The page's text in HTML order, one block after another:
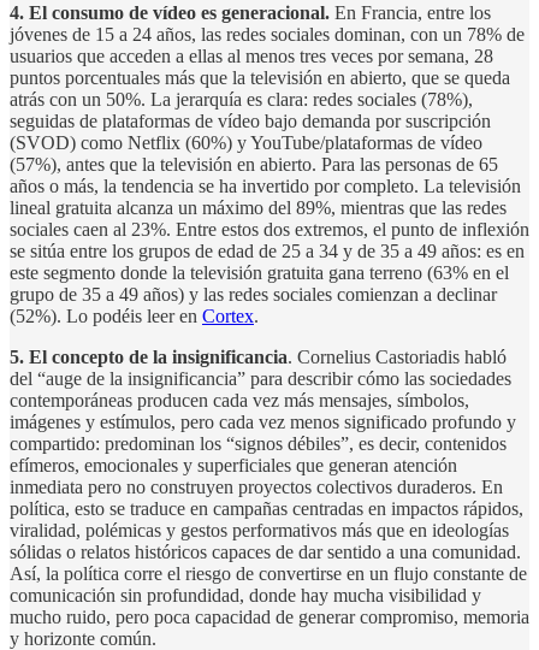
4. El consumo de vídeo es generacional. En Francia, entre los
jóvenes de 15 a 24 años, las redes sociales dominan, con un 78% de
usuarios que acceden a ellas al menos tres veces por semana, 28
puntos porcentuales más que la televisión en abierto, que se queda
atrás con un 50%. La jerarquía es clara: redes sociales (78%),
seguidas de plataformas de vídeo bajo demanda por suscripción
(SVOD) como Netflix (60%) y YouTube/plataformas de vídeo
(57%), antes que la televisión en abierto. Para las personas de 65
años o más, la tendencia se ha invertido por completo. La televisión
lineal gratuita alcanza un máximo del 89%, mientras que las redes
sociales caen al 23%. Entre estos dos extremos, el punto de inflexión
se sitúa entre los grupos de edad de 25 a 34 y de 35 a 49 años: es en
este segmento donde la televisión gratuita gana terreno (63% en el
grupo de 35 a 49 años) y las redes sociales comienzan a declinar
(52%). Lo podéis leer en Cortex.
5. El concepto de la insignificancia. Cornelius Castoriadis habló
del “auge de la insignificancia” para describir cómo las sociedades
contemporáneas producen cada vez más mensajes, símbolos,
imágenes y estímulos, pero cada vez menos significado profundo y
compartido: predominan los “signos débiles”, es decir, contenidos
efímeros, emocionales y superficiales que generan atención
inmediata pero no construyen proyectos colectivos duraderos. En
política, esto se traduce en campañas centradas en impactos rápidos,
viralidad, polémicas y gestos performativos más que en ideologías
sólidas o relatos históricos capaces de dar sentido a una comunidad.
Así, la política corre el riesgo de convertirse en un flujo constante de
comunicación sin profundidad, donde hay mucha visibilidad y
mucho ruido, pero poca capacidad de generar compromiso, memoria
y horizonte común.